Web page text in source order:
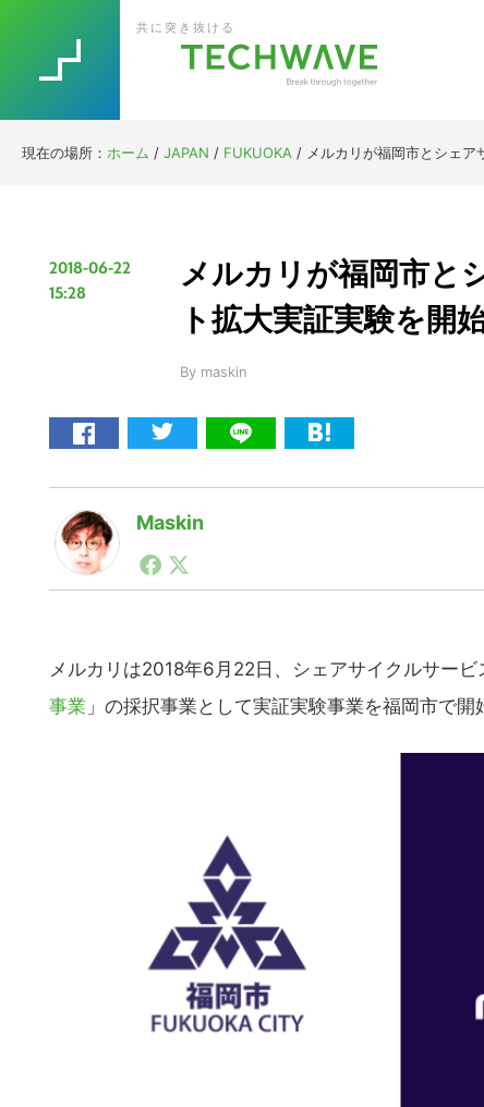
to
primary
to
main
to
primary
to
footer
共に突き抜ける
現在の場所： ホーム / JAPAN / FUKUOKA / メルカリが福岡市とシェ
2018-06-22
15:28
メルカリが福岡市と
ト拡大実証実験を開
By maskin
Maskin
1990年代初頭から記者としてまた起業家としてITス
る。シリコンバレーやEU等でのスタートアップを経
メルカリは2018年6月22日、シェアサイクルサービ
事業 」の採択事業として実証実験事業を福岡市で開